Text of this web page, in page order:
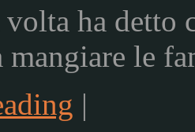
ha detto
mangiare le
|